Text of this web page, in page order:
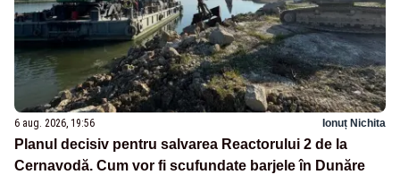
6 aug. 2026, 19:56 Ionuț Nichita
Planul decisiv pentru salvarea Reactorului 2 de la
Cernavodă. Cum vor fi scufundate barjele în Dunăre